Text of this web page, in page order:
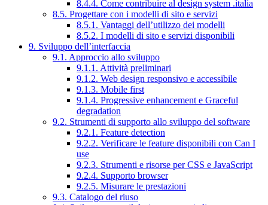
8.4.4. Come contribuire al design system .italia
8.5. Progettare con i modelli di sito e servizi
8.5.1. Vantaggi dell’utilizzo dei modelli
8.5.2. I modelli di sito e servizi disponibili
9. Sviluppo dell’interfaccia
9.1. Approccio allo sviluppo
9.1.1. Attività preliminari
9.1.2. Web design responsivo e accessibile
9.1.3. Mobile first
9.1.4. Progressive enhancement e Graceful
degradation
9.2. Strumenti di supporto allo sviluppo del software
9.2.1. Feature detection
9.2.2. Verificare le feature disponibili con Can I
use
9.2.3. Strumenti e risorse per CSS e JavaScript
9.2.4. Supporto browser
9.2.5. Misurare le prestazioni
9.3. Catalogo del riuso